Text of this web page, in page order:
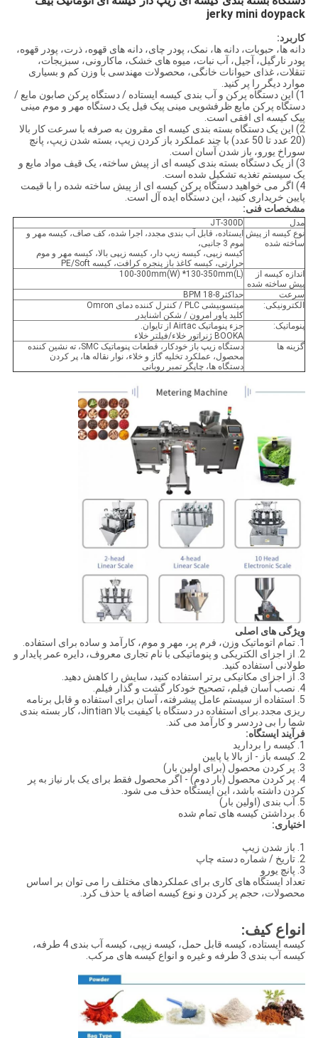
jerky mini doypack
کاربرد:
دانه ها، حبوبات، دانه ها، نمک، پودر چای، دانه های قهوه، ذرت، پودر قهوه،
پودر نارگیل، آجیل، آب نبات، میوه های خشک، ماکارونی، سبزیجات،
تنقلات، غذای حیوانات خانگی، محصولات مهندسی با وزن کم و بسیاری
موارد دیگر را پر کنید.
1) این دستگاه پرکن و آب بندی کیسه ایستاده / دستگاه پرکن صابون مایع /
دستگاه پرکن مایع ظرفشویی مینی پیک فیل یک دستگاه مهر و موم مینی
پیک کیسه ای افقی است.
2) این یک دستگاه بسته بندی کیسه ای مقرون به صرفه با سرعت کار بالا
(20 عدد تا 50 عدد) با چند عملکرد باز کردن زیپ، بسته شدن زیپ، پانچ
سوراخ یورو، باز شدن آسان است.
3) از یک دستگاه بسته بندی کیسه ای از پیش ساخته، یک قیف مواد مایع و
یک سیستم تغذیه تشکیل شده است.
4) اگر می خواهید دستگاه پرکن کیسه ای از پیش ساخته شده را با قیمت
پایین خریداری کنید، این دستگاه ایده آل است.
مشخصات فنی:
مدل
JT-300D
نوع کیسه از پیش
ساخته شده
ایستاده، قابل آب بندی مجدد، اجرا شده، کف صاف، کیسه مهر و
موم 3 جانبی،
کیسه زیپی، کیسه زیپ دار، کیسه زیپی بالا، کیسه مهر و موم
حرارتی، کیسه کاغذ باز پنجره کرافت، کیسه PE/Soft
اندازه کیسه از
پیش ساخته شده
100-300mm(W) *130-350mm(L)
سرعت
حداکثر8-18 BPM
الکترونیکی:
میتسوبیشی PLC / کنترل کننده دمای Omron
کلید پاور امرون / شکن اشنایدر
پنوماتیک:
جزء پنوماتیک Airtac از تایوان.
BOOKA ژنراتور خلاء/فیلتر خلاء
گزینه ها
دستگاه زیپ باز خودکار، قطعات پنوماتیک SMC، ته نشین کننده
محصول، عملکرد تخلیه گاز و خلاء، نوار نقاله ها، پر کردن
دستگاه ها، چاپگر تمبر روبانی
ویژگی های اصلی
1. تمام اتوماتیک وزن، فرم پر، مهر و موم، کارآمد و ساده برای استفاده.
2. از اجزای الکتریکی و پنوماتیکی با نام تجاری معروف، دایره عمر پایدار و
طولانی استفاده کنید.
3. از اجزای مکانیکی برتر استفاده کنید، سایش را کاهش دهید.
4. نصب آسان فیلم، تصحیح خودکار گشت و گذار فیلم.
5. استفاده از سیستم عامل پیشرفته، آسان برای استفاده و قابل برنامه
ریزی مجدد.برای استفاده در دستگاه با کیفیت بالا Jintian، کار بسته بندی
شما را بی دردسر و کارآمد می کند.
فرآیند ایستگاه:
1. کیسه را بردارید
2. کیسه باز - از بالا یا پایین
3. پر کردن محصول (برای اولین بار)
4. پر کردن محصول (بار دوم) - اگر محصول فقط برای یک بار نیاز به پر
کردن داشته باشد، این ایستگاه حذف می شود.
5. آب بندی (اولین بار)
6. برداشتن کیسه های تمام شده
اختیاری:
1. باز شدن زیپ
2. تاریخ / شماره دسته چاپ
3. پانچ یورو
تعداد ایستگاه های کاری برای عملکردهای مختلف را می توان بر اساس
محصولات، حجم پر کردن و نوع کیسه اضافه یا حذف کرد.
انواع کیف:
کیسه ایستاده، کیسه قابل حمل، کیسه زیپی، کیسه آب بندی 4 طرفه،
کیسه آب بندی 3 طرفه و غیره و انواع کیسه های مرکب.